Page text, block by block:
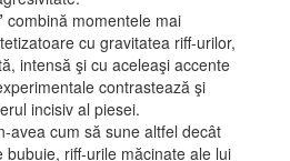
combină momentele mai
cu gravitatea riff-urilor,
intensă şi cu aceleaşi accente
contrastează şi
incisiv al piesei.
avea cum să sune altfel decât
riff-urile măcinate ale lui